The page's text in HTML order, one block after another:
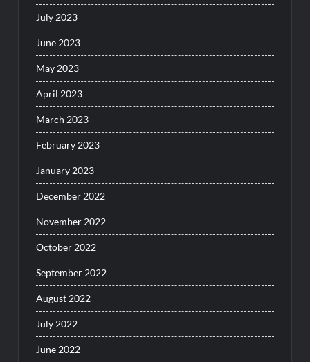
July 2023
June 2023
May 2023
April 2023
March 2023
February 2023
January 2023
December 2022
November 2022
October 2022
September 2022
August 2022
July 2022
June 2022